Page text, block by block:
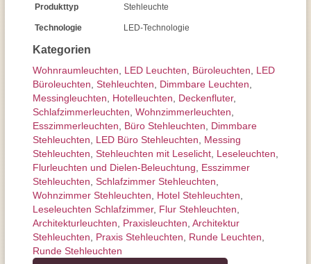
Kategorien
Wohnraum­leuchten LED Leuchten Büroleuchten
LED
Büroleuchten Stehleuchten Dimmbare Leuchten
Messingleuchten
Hotelleuchten Deckenfluter,
Schlafzimmer­leuchten Wohnzimmer­leuchten
Esszimmer­­leuchten
Büro Stehleuchten
Dimmbare
Stehleuchten
LED Büro Stehleuchten
Messing
Stehleuchten Stehleuchten mit Leselicht Leseleuchten
Flurleuchten und Dielen-Beleuchtung
Esszimmer
Stehleuchten Schlafzimmer Stehleuchten
Wohnzimmer Stehleuchten
Hotel Stehleuchten
Leseleuchten Schlafzimmer, Flur Stehleuchten
Architektur­leuchten
Praxisleuchten Architektur
Stehleuchten
Praxis Stehleuchten Runde Leuchten
Runde Stehleuchten
Produkttyp Stehleuchte
Technologie LED-Technologie